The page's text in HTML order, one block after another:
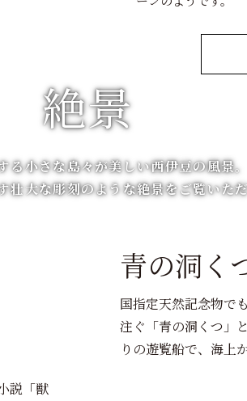
絶景
る小さな島々が美しい西伊豆の風景。
壮大な彫刻のような絶景をご覧いただ
青の洞く
国指定天然記念物で
注ぐ「青の洞くつ」
りの遊覧船で、海上
説「獣